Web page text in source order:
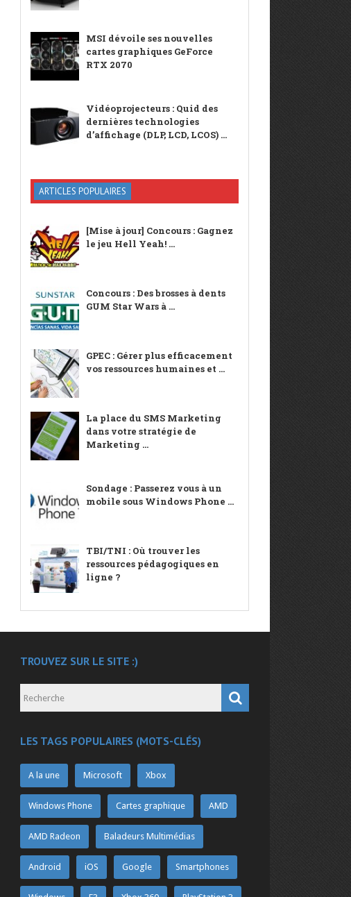
MSI dévoile ses nouvelles
cartes graphiques GeForce
RTX 2070
Vidéoprojecteurs : Quid des
dernières technologies
d’affichage (DLP, LCD, LCOS) ...
ARTICLES POPULAIRES
[Mise à jour] Concours : Gagnez
le jeu Hell Yeah! ...
Concours : Des brosses à dents
GUM Star Wars à ...
GPEC : Gérer plus efficacement
vos ressources humaines et ...
La place du SMS Marketing
dans votre stratégie de
Marketing ...
Sondage : Passerez vous à un
mobile sous Windows Phone ...
TBI/TNI : Où trouver les
ressources pédagogiques en
ligne ?
TROUVEZ SUR LE SITE :)
LES TAGS POPULAIRES (MOTS-CLÉS)
A la une Microsoft Xbox
Windows Phone Cartes graphique AMD
AMD Radeon Baladeurs Multimédias
Android iOS Google Smartphones